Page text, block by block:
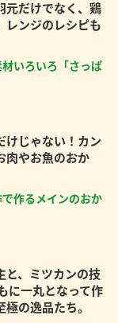
元だけでなく、鶏
レンジのレシピも
いろいろ「さっぱ
けじゃない！カン
肉やお魚のおか
作るメインのおか
と、ミツカンの技
に一丸となって作
極の逸品たち。